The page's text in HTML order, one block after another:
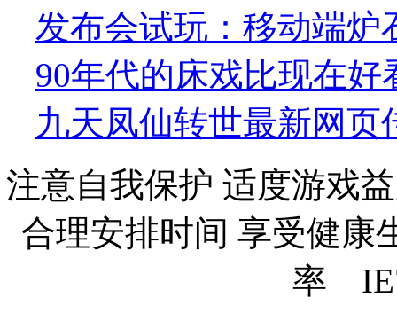
发布会试玩：移动端炉
90年代的床戏比现在
九天凤仙转世最新网
注意自我保护 适度游戏
合理安排时间 享受健康
率